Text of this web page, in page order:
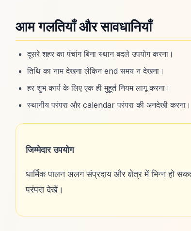
आम गलतियाँ और सावधानियाँ
दूसरे शहर का पंचांग बिना स्थान बदले उपयोग करना।
तिथि का नाम देखना लेकिन end समय न देखना।
हर शुभ कार्य के लिए एक ही मुहूर्त नियम लागू करना।
स्थानीय परंपरा और calendar परंपरा की अनदेखी करना।
जिम्मेदार उपयोग
धार्मिक पालन अलग संप्रदाय और क्षेत्र में भिन्न हो
परंपरा देखें।